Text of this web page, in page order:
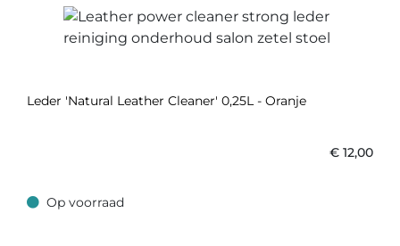
Leder 'Natural Leather Cleaner' 0,25L - Oranje
€ 12,00
Op voorraad
Op voorraad